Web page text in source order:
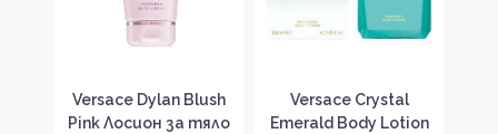
Versace Dylan Blush
Pink Лосион за тяло
Versace Crystal
Emerald Body Lotion